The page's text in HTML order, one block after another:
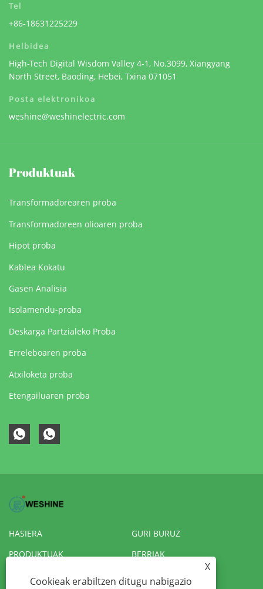
Tel
+86-18631225229
Helbidea
High-Tech Digital Wisdom Valley 4-1, No.3099, Xiangyang
North Street, Baoding, Hebei, Txina 071051
Posta elektronikoa
weshine@weshinelectric.com
Produktuak
Transformadorearen proba
Transformadoreen olioaren proba
Hipot proba
Kablea Kokatu
Gasen Analisia
Isolamendu-proba
Deskarga Partzialeko Proba
Erreleboaren proba
Atxiloketa proba
Etengailuaren proba
HASIERA
GURI BURUZ
PRODUKTUAK
BERRIAK
DESKARGATU
BIDALI KONTSULTA
X
Cookieak erabiltzen ditugu nabigazio